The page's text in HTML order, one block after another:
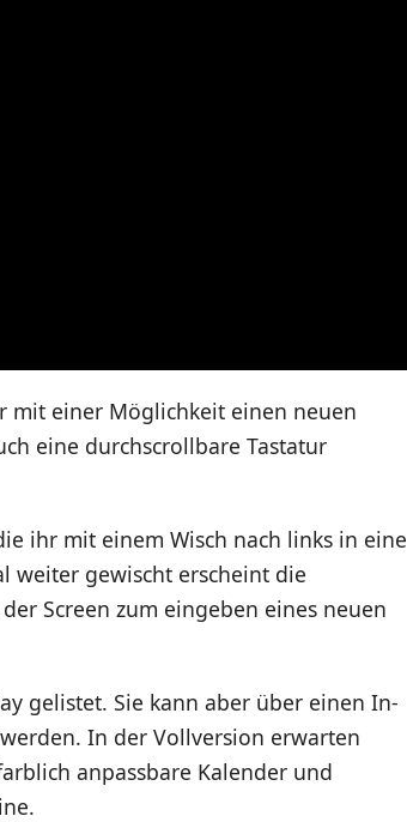
mit einer Möglichkeit einen neuen
eine durchscrollbare Tastatur
ihr mit einem Wisch nach links in eine
weiter gewischt erscheint die
Screen zum eingeben eines neuen
gelistet. Sie kann aber über einen In-
In der Vollversion erwarten
anpassbare Kalender und